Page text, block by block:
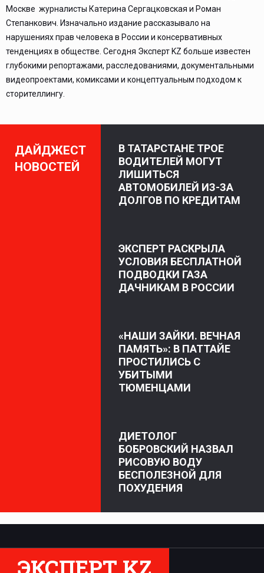
Москве журналисты Катерина Сергацковская и Роман
Степанкович. Изначально издание рассказывало на
нарушениях прав человека в России и консервативных
тенденциях в обществе. Сегодня Эксперт KZ больше известен
глубокими репортажами, расследованиями, документальными
видеопроектами, комиксами и концептуальным подходом к
сторителлингу.
ДАЙДЖЕСТ
НОВОСТЕЙ
В ТАТАРСТАНЕ ТРОЕ
ВОДИТЕЛЕЙ МОГУТ
ЛИШИТЬСЯ
АВТОМОБИЛЕЙ ИЗ-ЗА
ДОЛГОВ ПО КРЕДИТАМ
ЭКСПЕРТ РАСКРЫЛА
УСЛОВИЯ БЕСПЛАТНОЙ
ПОДВОДКИ ГАЗА
ДАЧНИКАМ В РОССИИ
«НАШИ ЗАЙКИ. ВЕЧНАЯ
ПАМЯТЬ»: В ПАТТАЙЕ
ПРОСТИЛИСЬ С
УБИТЫМИ
ТЮМЕНЦАМИ
ДИЕТОЛОГ
БОБРОВСКИЙ НАЗВАЛ
РИСОВУЮ ВОДУ
БЕСПОЛЕЗНОЙ ДЛЯ
ПОХУДЕНИЯ